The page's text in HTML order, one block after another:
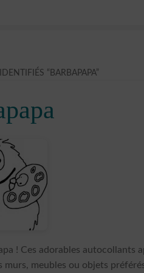
“BARBAPAPA”
! Ces adorables
meubles ou objets